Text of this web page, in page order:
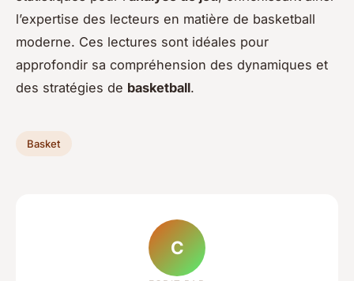
l’expertise des lecteurs en matière de basketball
moderne. Ces lectures sont idéales pour
approfondir sa compréhension des dynamiques et
des stratégies de basketball.
Basket
C